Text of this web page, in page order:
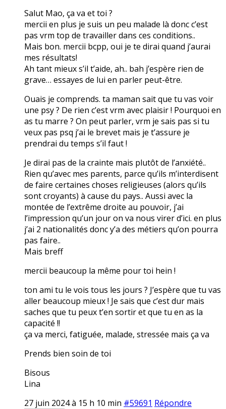
Salut Mao, ça va et toi ?
mercii en plus je suis un peu malade là donc c’est
pas vrm top de travailler dans ces conditions..
Mais bon. mercii bcpp, oui je te dirai quand j’aurai
mes résultats!
Ah tant mieux s’il t’aide, ah.. bah j’espère rien de
grave… essayes de lui en parler peut-être.
Ouais je comprends. ta maman sait que tu vas voir
une psy ? De rien c’est vrm avec plaisir ! Pourquoi en
as tu marre ? On peut parler, vrm je sais pas si tu
veux pas psq j’ai le brevet mais je t’assure je
prendrai du temps s’il faut !
Je dirai pas de la crainte mais plutôt de l’anxiété..
Rien qu’avec mes parents, parce qu’ils m’interdisent
de faire certaines choses religieuses (alors qu’ils
sont croyants) à cause du pays.. Aussi avec la
montée de l’extrême droite au pouvoir, j’ai
l’impression qu’un jour on va nous virer d’ici. en plus
j’ai 2 nationalités donc y’a des métiers qu’on pourra
pas faire..
Mais breff
mercii beaucoup la même pour toi hein !
ton ami tu le vois tous les jours ? J’espère que tu vas
aller beaucoup mieux ! Je sais que c’est dur mais
saches que tu peux t’en sortir et que tu en as la
capacité !!
ça va merci, fatiguée, malade, stressée mais ça va
Prends bien soin de toi
Bisous
Lina
27 juin 2024 à 15 h 10 min #59691 Répondre